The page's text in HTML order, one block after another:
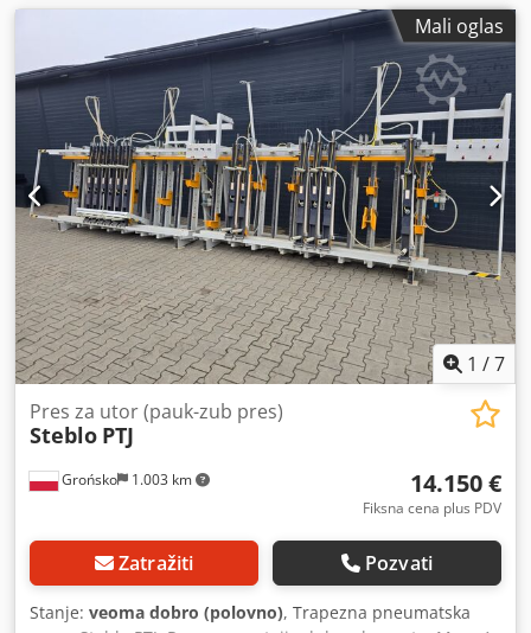
Mali oglas
1 /7
Grońsko 1.003 km
Pres za utor (pauk-zub pres)
Steblo PTJ
14.150 €
Fiksna cena plus PDV
Zatražiti Pozvati
Stanje: veoma dobro (polovno), Trapezna pneumatska